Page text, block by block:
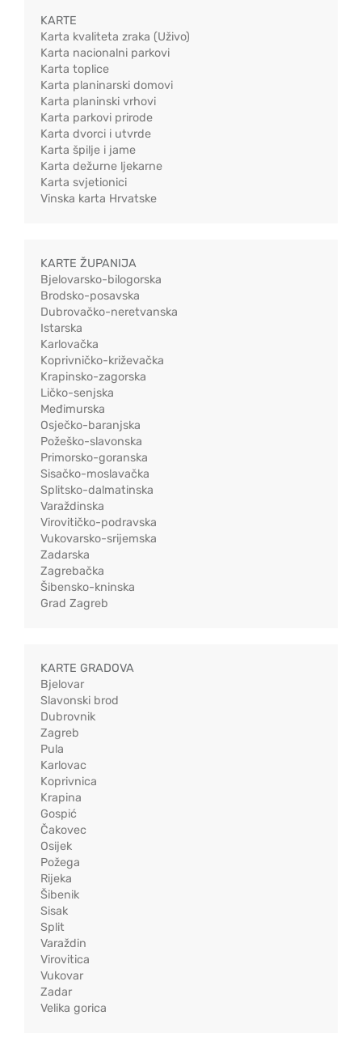
KARTE
Karta kvaliteta zraka (Uživo)
Karta nacionalni parkovi
Karta toplice
Karta planinarski domovi
Karta planinski vrhovi
Karta parkovi prirode
Karta dvorci i utvrde
Karta špilje i jame
Karta dežurne ljekarne
Karta svjetionici
Vinska karta Hrvatske
KARTE ŽUPANIJA
Bjelovarsko-bilogorska
Brodsko-posavska
Dubrovačko-neretvanska
Istarska
Karlovačka
Koprivničko-križevačka
Krapinsko-zagorska
Ličko-senjska
Međimurska
Osječko-baranjska
Požeško-slavonska
Primorsko-goranska
Sisačko-moslavačka
Splitsko-dalmatinska
Varaždinska
Virovitičko-podravska
Vukovarsko-srijemska
Zadarska
Zagrebačka
Šibensko-kninska
Grad Zagreb
KARTE GRADOVA
Bjelovar
Slavonski brod
Dubrovnik
Zagreb
Pula
Karlovac
Koprivnica
Krapina
Gospić
Čakovec
Osijek
Požega
Rijeka
Šibenik
Sisak
Split
Varaždin
Virovitica
Vukovar
Zadar
Velika gorica